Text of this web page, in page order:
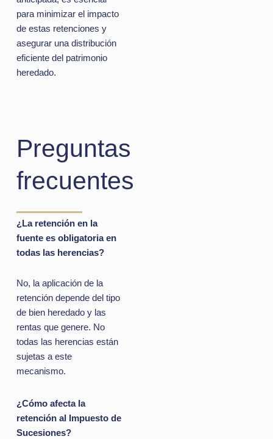
para minimizar el impacto
de estas retenciones y
asegurar una distribución
eficiente del patrimonio
heredado.
Preguntas
frecuentes
¿La retención en la
fuente es obligatoria en
todas las herencias?
No, la aplicación de la
retención depende del tipo
de bien heredado y las
rentas que genere. No
todas las herencias están
sujetas a este
mecanismo.
¿Cómo afecta la
retención al Impuesto de
Sucesiones?